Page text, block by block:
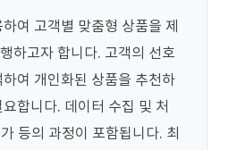
여 고객별 맞춤형 상품을 제
하고자 합니다. 고객의 선호
여 개인화된 상품을 추천하
합니다. 데이터 수집 및 처
등의 과정이 포함됩니다. 최